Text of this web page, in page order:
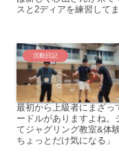
スと2ディアを練習して
活動日記
最初から上級者にまざっ
ードルがありますよね。
てジャグリング教室&体
ちょっとだけ気になる」